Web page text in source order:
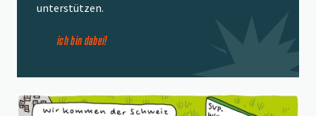
unterstützen.
ich bin dabei!
Beitrag "Willkommenskultur" öffnen